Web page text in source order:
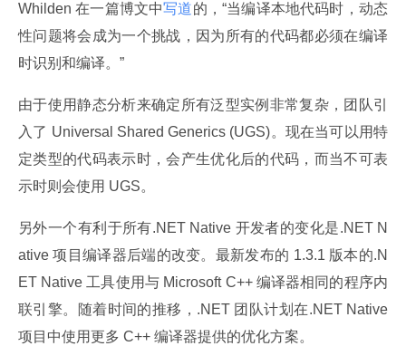
Whilden 在一篇博文中写道的，“当编译本地代码时，动态
性问题将会成为一个挑战，因为所有的代码都必须在编译
时识别和编译。”
由于使用静态分析来确定所有泛型实例非常复杂，团队引
入了 Universal Shared Generics (UGS)。现在当可以用特
定类型的代码表示时，会产生优化后的代码，而当不可表
示时则会使用 UGS。
另外一个有利于所有.NET Native 开发者的变化是.NET N
ative 项目编译器后端的改变。最新发布的 1.3.1 版本的.N
ET Native 工具使用与 Microsoft C++ 编译器相同的程序内
联引擎。随着时间的推移，.NET 团队计划在.NET Native
项目中使用更多 C++ 编译器提供的优化方案。